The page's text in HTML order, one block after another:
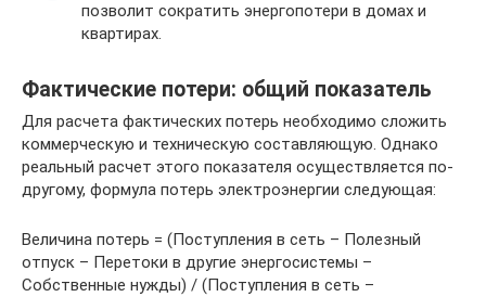
позволит сократить энергопотери в домах и
квартирах.
Фактические потери: общий показатель
Для расчета фактических потерь необходимо сложить
коммерческую и техническую составляющую. Однако
реальный расчет этого показателя осуществляется по-
другому, формула потерь электроэнергии следующая:
Величина потерь = (Поступления в сеть – Полезный
отпуск – Перетоки в другие энергосистемы –
Собственные нужды) / (Поступления в сеть –